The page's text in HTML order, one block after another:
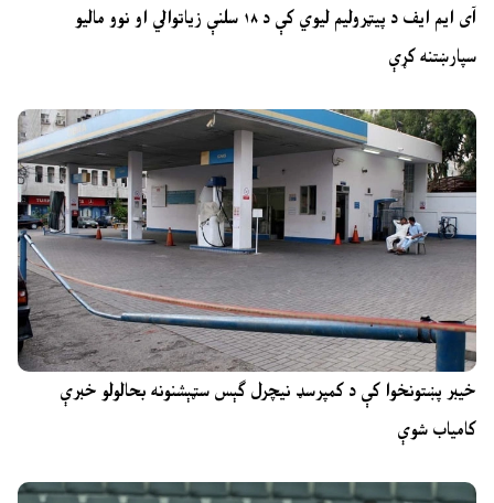
آی ایم ایف د پیټرولیم لیوي کې د ۱۸ سلنې زیاتوالي او نوو مالیو
سپارښتنه کړې
خیبر پښتونخوا کې د کمپرسډ نیچرل ګېس سټېشنونه بحالولو خبرې
کامیاب شوې